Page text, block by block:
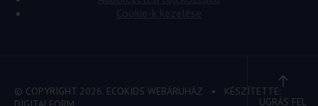
© COPYRIGHT 2026. ECOKIDS WEBÁRUHÁZ • KÉSZÍTETTE:
UGRÁS FEL